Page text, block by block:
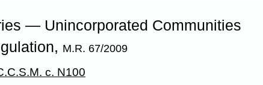
— Unincorporated Communities
M.R. 67/2009
c. N100